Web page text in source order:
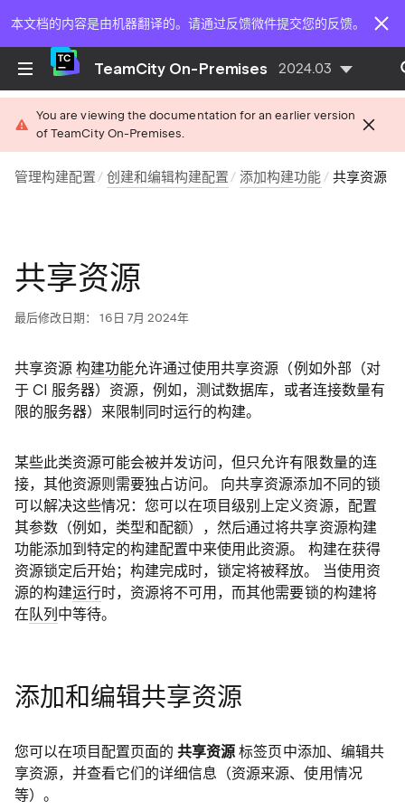
本文档的内容是由机器翻译的。请通过反馈微件提交您的反馈。
TeamCity On-Premises 2024.03
You are viewing the documentation for an earlier version
of TeamCity On-Premises.
管理构建配置 创建和编辑构建配置 添加构建功能 共享资源
共享资源
最后修改日期： 16日 7月 2024年
共享资源 构建功能允许通过使用共享资源（例如外部（对
于 CI 服务器）资源，例如，测试数据库，或者连接数量有
限的服务器）来限制同时运行的构建。
某些此类资源可能会被并发访问，但只允许有限数量的连
接，其他资源则需要独占访问。 向共享资源添加不同的锁
可以解决这些情况：您可以在项目级别上定义资源，配置
其参数（例如，类型和配额），然后通过将共享资源构建
功能添加到特定的构建配置中来使用此资源。 构建在获得
资源锁定后开始；构建完成时，锁定将被释放。 当使用资
源的构建运行时，资源将不可用，而其他需要锁的构建将
在队列 中等待。
添加和编辑共享资源
您可以在项目配置页面的共享资源 标签页中添加、编辑共
享资源，并查看它们的详细信息（资源来源、使用情况
等）。